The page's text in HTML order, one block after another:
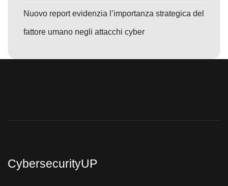
Nuovo report evidenzia l’importanza strategica del
fattore umano negli attacchi cyber
CybersecurityUP